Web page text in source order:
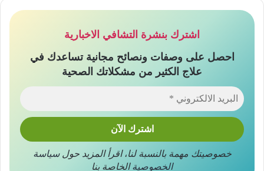
اشترك بنشرة التشافي الاخبارية
احصل على وصفات ونصائح مجانية تساعدك في
علاج الكثير من مشكلاتك الصحية
خصوصيتك مهمة بالنسبة لنا،اقرأ المزيد حولسياسة
الخصوصيةالخاصة بنا